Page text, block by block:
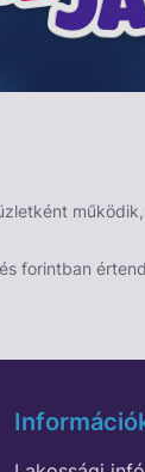
forintban